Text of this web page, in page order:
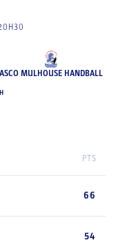
ASCO MULHOUSE HANDBALL
PTS
66
54